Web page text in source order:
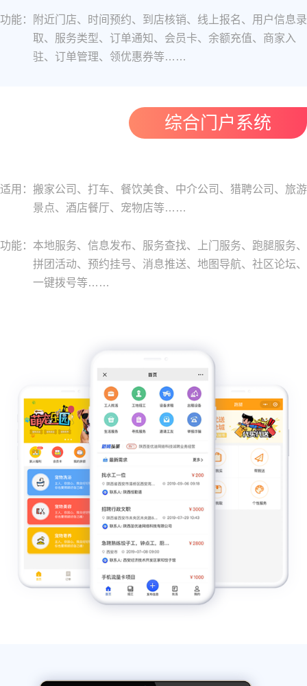
功能：
附近门店、时间预约、到店核销、线上报名、用户信息录
取、服务类型、订单通知、会员卡、余额充值、商家入
驻、订单管理、领优惠券等……
综合门户系统
适用： 搬家公司、打车、餐饮美食、中介公司、猎聘公司、旅游
景点、酒店餐厅、宠物店等……
功能： 本地服务、信息发布、服务查找、上门服务、跑腿服务、
拼团活动、预约挂号、消息推送、地图导航、社区论坛、
一键拨号等……